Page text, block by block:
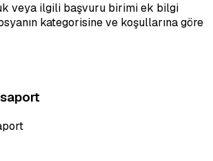
veya ilgili başvuru birimi ek bilgi
kategorisine ve koşullarına göre